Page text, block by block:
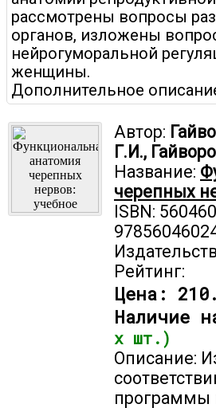
рассмотрены вопросы
органов, изложены
нейрогуморальной
женщины.
Дополнительное
Автор:
Г.И.,
Название:
черепных
ISBN:
Рейтинг:
Цена:
Наличие
х шт.)
Описание:
программы